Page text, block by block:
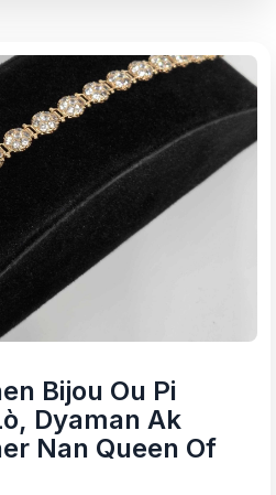
Bijou Ou Pi
Dyaman Ak
Nan Queen Of